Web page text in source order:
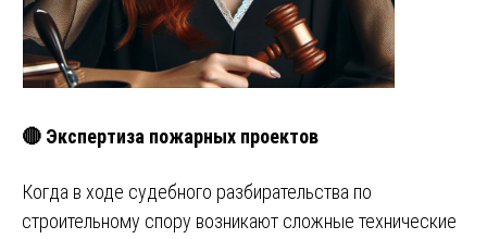
🔴 Экспертиза пожарных проектов
Когда в ходе судебного разбирательства по
строительному спору возникают сложные технические